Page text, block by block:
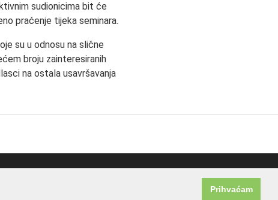
Prihvaćam
sudionicima bit će
praćenje tijeka seminara.
su u odnosu na slične
broju zainteresiranih
na ostala usavršavanja